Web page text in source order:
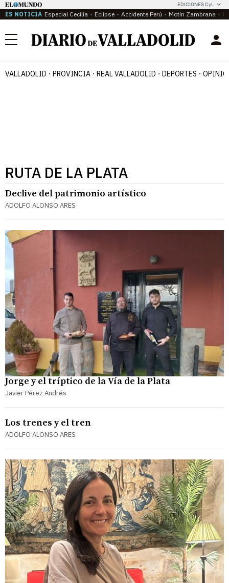
EDICIONES CyL
ES NOTICIA Especial Cecilia Eclipse Accidente Perú Motín Zambrana
Menú
VALLADOLID PROVINCIA REAL VALLADOLID DEPORTES
RUTA DE LA PLATA
Declive del patrimonio artístico
ADOLFO ALONSO ARES
Jorge y el tríptico de la Vía de la Plata
Javier Pérez Andrés
Los trenes y el tren
ADOLFO ALONSO ARES